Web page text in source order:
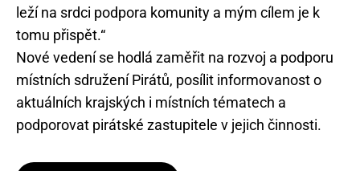
leží na srdci podpora komunity a mým cílem je k
tomu přispět.“
Nové vedení se hodlá zaměřit na rozvoj a podporu
místních sdružení Pirátů, posílit informovanost o
aktuálních krajských i místních tématech a
podporovat pirátské zastupitele v jejich činnosti.